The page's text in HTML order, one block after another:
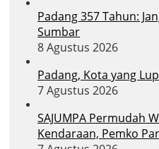
Padang 357 Tahun:
Sumbar
8 Agustus 2026
Padang, Kota yang
7 Agustus 2026
SAJUMPA Permudah
Kendaraan, Pemko